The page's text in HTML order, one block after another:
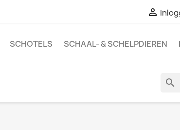

SCHOTELS SCHAAL- & SCHELPDIEREN
search